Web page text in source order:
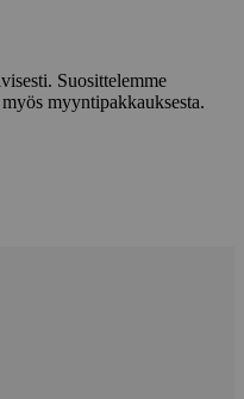
Suosittelemme
myyntipakkauksesta.